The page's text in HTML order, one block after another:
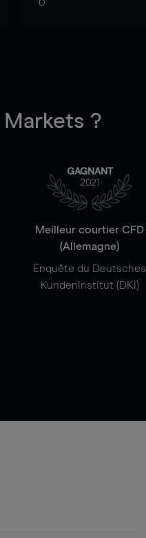
0
?
GAGNANT
2021
Meilleur courtier CFD
(Allemagne)
Enquête du Deutsches
Kundeninstitut (DKI)